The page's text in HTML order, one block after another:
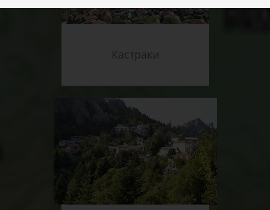
Кастраки